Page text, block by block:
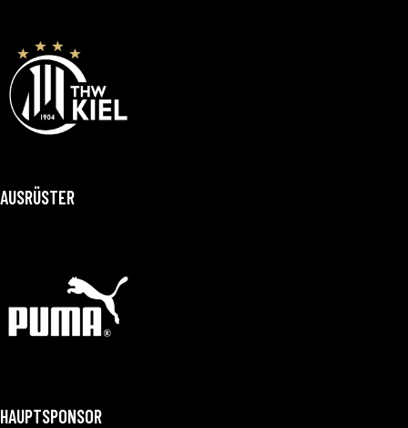
AUSRÜSTER
HAUPTSPONSOR